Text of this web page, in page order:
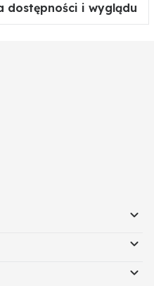
dostępności i wyglądu